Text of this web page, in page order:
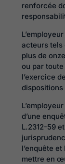
renforcée
acteurs tels
plus de
ou par
l’exercice
dispositions
d’une
L.2312-59
l’enquête
mettre en